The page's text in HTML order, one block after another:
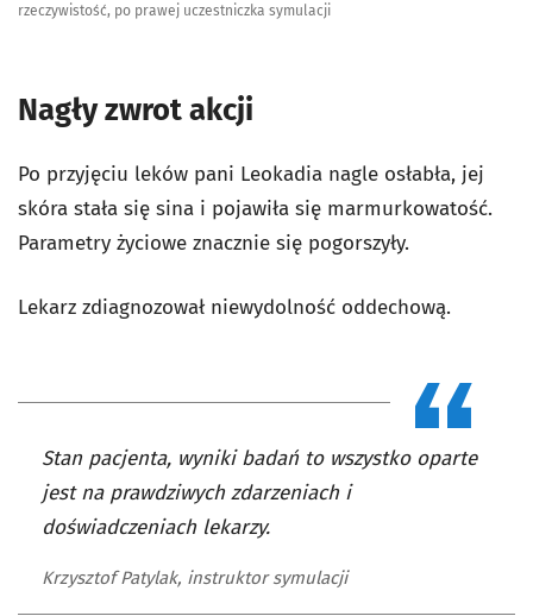
rzeczywistość, po prawej uczestniczka symulacji
Nagły zwrot akcji
Po przyjęciu leków pani Leokadia nagle osłabła, jej
skóra stała się sina i pojawiła się marmurkowatość.
Parametry życiowe znacznie się pogorszyły.
Lekarz zdiagnozował niewydolność oddechową.
Stan pacjenta, wyniki badań to wszystko oparte
jest na prawdziwych zdarzeniach i
doświadczeniach lekarzy.
Krzysztof Patylak, instruktor symulacji